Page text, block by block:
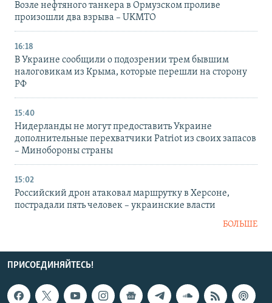
Возле нефтяного танкера в Ормузском проливе
произошли два взрыва – UKMTO
16:18
В Украине сообщили о подозрении трем бывшим
налоговикам из Крыма, которые перешли на сторону
РФ
15:40
Нидерланды не могут предоставить Украине
дополнительные перехватчики Patriot из своих запасов
– Минобороны страны
15:02
Российский дрон атаковал маршрутку в Херсоне,
пострадали пять человек – украинские власти
БОЛЬШЕ
ПРИСОЕДИНЯЙТЕСЬ!